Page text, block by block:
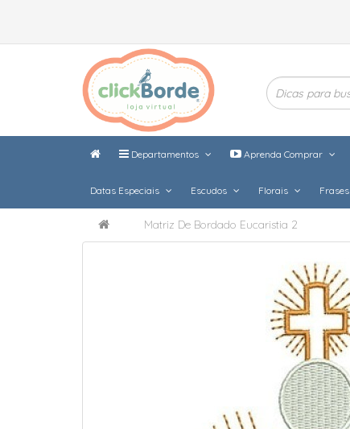
Departamentos Aprenda Comprar
Datas Especiais Escudos Florais Frases
Matriz De Bordado Eucaristia 2